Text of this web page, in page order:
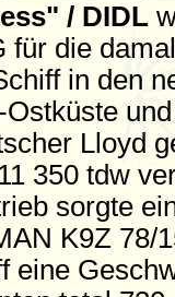
/ DIDL
für die
in den
Lloyd
350 tdw
sorgte
K9Z 78/
eine